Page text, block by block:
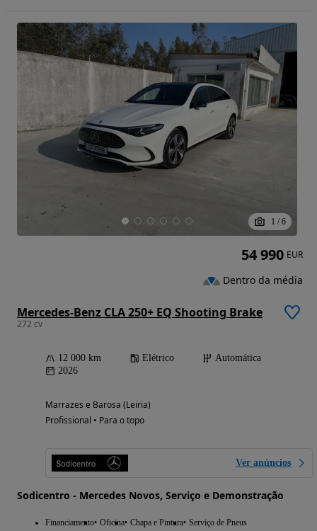
1 / 6
Mercedes-Benz CLA 250+ EQ Shooting Brake
272 cv
12 000 km Elétrico
Automática
2026
Marrazes e Barosa (Leiria)
Profissional • Para o topo
Ver anúncios
Sodicentro - Mercedes Novos, Serviço e Demonstração
Financiamento Oficina Chapa e Pintura Serviço de Pneus
54 990 EUR
Dentro da média